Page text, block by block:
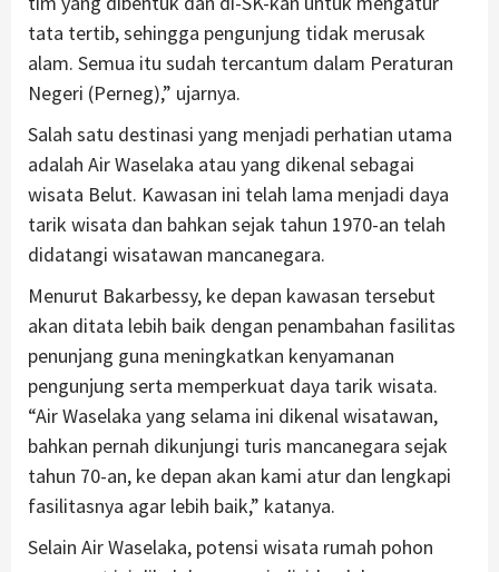
tata tertib, sehingga pengunjung tidak merusak
alam. Semua itu sudah tercantum dalam Peraturan
Negeri (Perneg),” ujarnya.
Salah satu destinasi yang menjadi perhatian utama
adalah Air Waselaka atau yang dikenal sebagai
wisata Belut. Kawasan ini telah lama menjadi daya
tarik wisata dan bahkan sejak tahun 1970-an telah
didatangi wisatawan mancanegara.
Menurut Bakarbessy, ke depan kawasan tersebut
akan ditata lebih baik dengan penambahan fasilitas
penunjang guna meningkatkan kenyamanan
pengunjung serta memperkuat daya tarik wisata.
“Air Waselaka yang selama ini dikenal wisatawan,
bahkan pernah dikunjungi turis mancanegara sejak
tahun 70-an, ke depan akan kami atur dan lengkapi
fasilitasnya agar lebih baik,” katanya.
Selain Air Waselaka, potensi wisata rumah pohon